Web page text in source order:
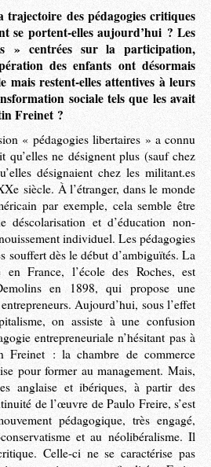
trajectoire des pédagogies critiques
se portent-elles aujourd’hui ? Les
» centrées sur la participation,
des enfants ont désormais
mais restent-elles attentives à leurs
sociale tels que les avait
Freinet ?
« pédagogies libertaires » a connu
qu’elles ne désignent plus (sauf chez
désignaient chez les militant.es
siècle. À l’étranger, dans le monde
par exemple, cela semble être
déscolarisation et d’éducation non-
individuel. Les pédagogies
souffert dès le début d’ambiguïtés. La
en France, l’école des Roches, est
en 1898, qui propose une
Aujourd’hui, sous l’effet
on assiste à une confusion
entrepreneuriale n’hésitant pas à
Freinet : la chambre de commerce
pour former au management. Mais,
anglaise et ibériques, à partir des
de l’œuvre de Paulo Freire, s’est
pédagogique, très engagé,
et au néolibéralisme. Il
Celle-ci ne se caractérise pas